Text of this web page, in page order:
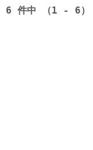
6 件中 （1 - 6）